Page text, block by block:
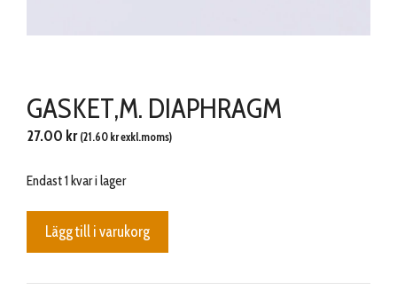
GASKET,M. DIAPHRAGM
27.00 kr (21.60 krexkl.moms)
Endast 1 kvar i lager
GASKET,M.
DIAPHRAGM
Lägg till i varukorg